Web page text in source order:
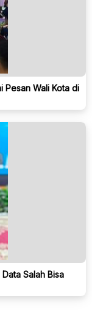
Pesan Wali Kota di
Salah Bisa